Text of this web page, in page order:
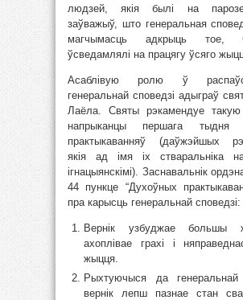
людзей, якія былі на парозе
заўважыў, што генеральная
магчымасць адкрыць тое,
ўсведамлялі на працягу ўсяго
Асаблівую ролю ў
генеральнай споведзі адыграў
Лаёла. Святы рэкамендуе такую
напрыканцы першага тыдня
практыкаванняў (даўжэйшых
якія ад імя іх стваральніка
ігнацыянскімі). Заснавальнік
44 пункце “Духоўных
пра карысць генеральнай споведзі:
Вернік узбуджае большы
ахоплівае грахі і
жыцця.
Рыхтуючыся да генеральнай
вернік лепш пазнае стан